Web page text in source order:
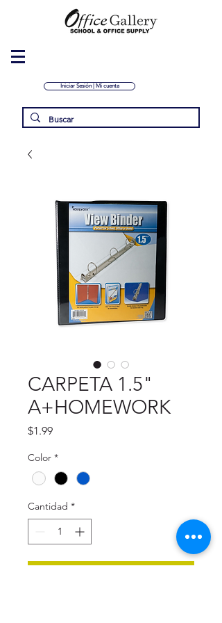
Iniciar Sesión | Mi cuenta
CARPETA 1.5"
A+HOMEWORK
$1.99Precio
Color *
Cantidad *